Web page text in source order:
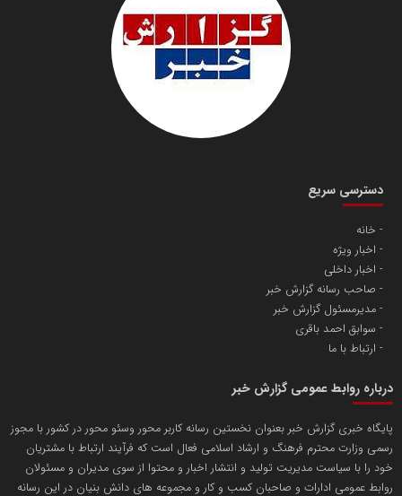
دانشگاه سئوی ایران
پایگاه اطلاع رسانی اعتلای نهادهای مردمی
سازمان صنعت،معدن و تجارت
آهن و فولاد غدیر ایرانیان
تامین آهن اسفنجی تولیدکنندگان فولاد در کشور
مریم حاج نوروز نظری
مسعودصادقی
دسترسی سریع
خانه
اخبار ویژه
اخبار داخلی
صاحب رسانه گزارش خبر
مدیرمسئول گزارش خبر
سوابق احمد باقری
ارتباط با ما
درباره روابط عمومی گزارش خبر
پایگاه خبری گزارش خبر بعنوان نخستین رسانه کاربر محور وسئو محور در کشور با مجوز
رسمی وزارت محترم فرهنگ و ارشاد اسلامی فعال است که فرآیند ارتباط با مشتریان
خود را با سیاست مدیریت تولید و انتشار اخبار و محتوا از سوی مدیران و مسئولان
روابط عمومی ادارات و صاحبان کسب و کار و مجموعه های دانش بنیان در این رسانه